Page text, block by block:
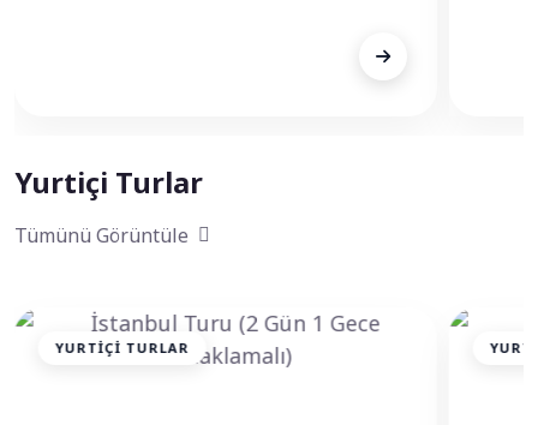
Yurtiçi Turlar
Tümünü Görüntüle
YURTIÇI TURLAR